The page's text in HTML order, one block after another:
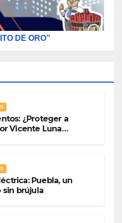
DE ORO”
¿Proteger a
Vicente Luna
Puebla, un
sin brújula